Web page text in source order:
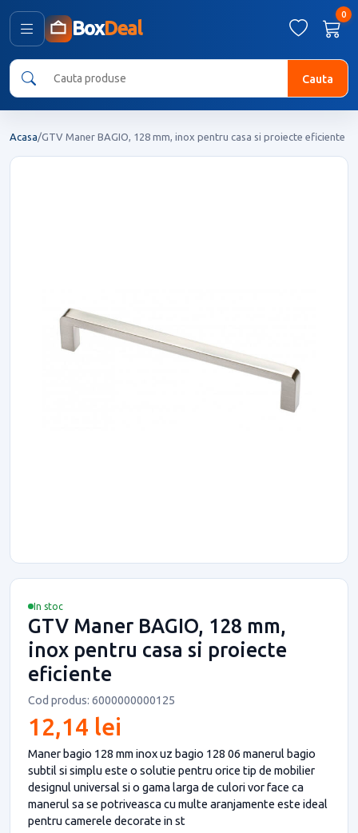
BoxDeal
0
Cauta
Acasa/GTV Maner BAGIO, 128 mm, inox pentru casa si proiecte eficiente
In stoc
GTV Maner BAGIO, 128 mm,
inox pentru casa si proiecte
eficiente
Cod produs: 6000000000125
12,14 lei
Maner bagio 128 mm inox uz bagio 128 06 manerul bagio
subtil si simplu este o solutie pentru orice tip de mobilier
designul universal si o gama larga de culori vor face ca
manerul sa se potriveasca cu multe aranjamente este ideal
pentru camerele decorate in st